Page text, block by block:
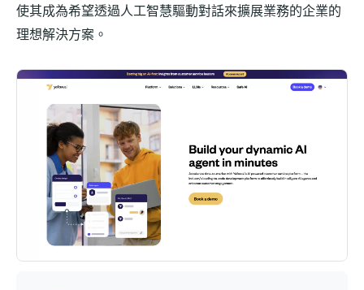
使其成為希望透過人工智慧驅動對話來擴展業務的企業的
理想解決方案。